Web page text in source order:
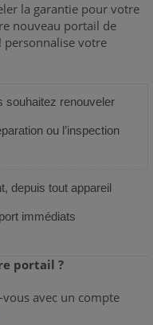
la garantie pour votre
nouveau portail de
personnalise votre
souhaitez renouveler
ou l’inspection
depuis tout appareil
immédiats
portail ?
avec un compte